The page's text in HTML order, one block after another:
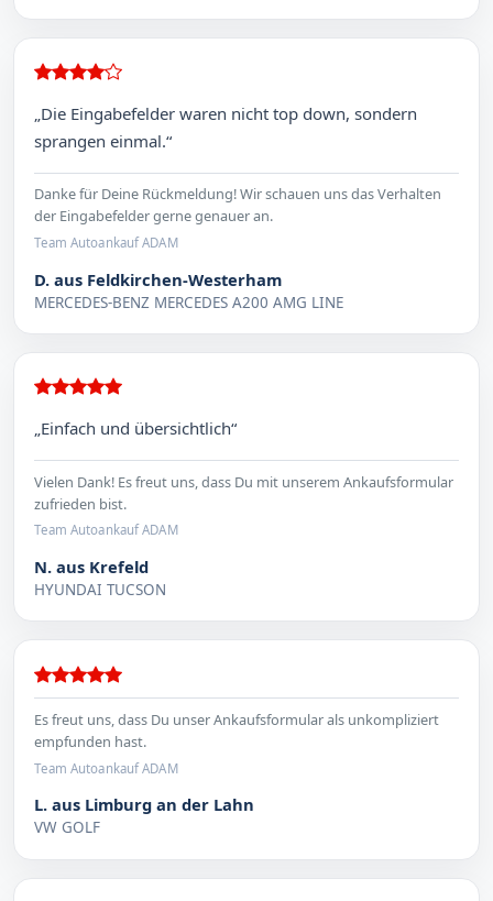
„Die Eingabefelder waren nicht top down, sondern
sprangen einmal.“
Danke für Deine Rückmeldung! Wir schauen uns das Verhalten
der Eingabefelder gerne genauer an.
Team Autoankauf ADAM
D. aus Feldkirchen-Westerham
MERCEDES-BENZ MERCEDES A200 AMG LINE
„Einfach und übersichtlich“
Vielen Dank! Es freut uns, dass Du mit unserem Ankaufsformular
zufrieden bist.
Team Autoankauf ADAM
N. aus Krefeld
HYUNDAI TUCSON
Es freut uns, dass Du unser Ankaufsformular als unkompliziert
empfunden hast.
Team Autoankauf ADAM
L. aus Limburg an der Lahn
VW GOLF